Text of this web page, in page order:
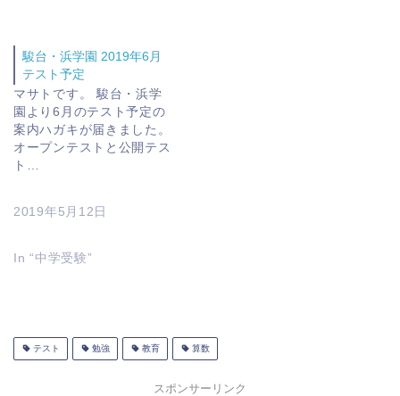
駿台・浜学園 2019年6月
テスト予定
マサトです。 駿台・浜学
園より6月のテスト予定の
案内ハガキが届きました。
オープンテストと公開テス
ト…
2019年5月12日
In “中学受験”
テスト 勉強 教育 算数
スポンサーリンク